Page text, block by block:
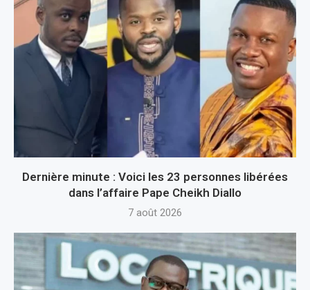
Dernière minute : Voici les 23 personnes libérées
dans l’affaire Pape Cheikh Diallo
7 août 2026